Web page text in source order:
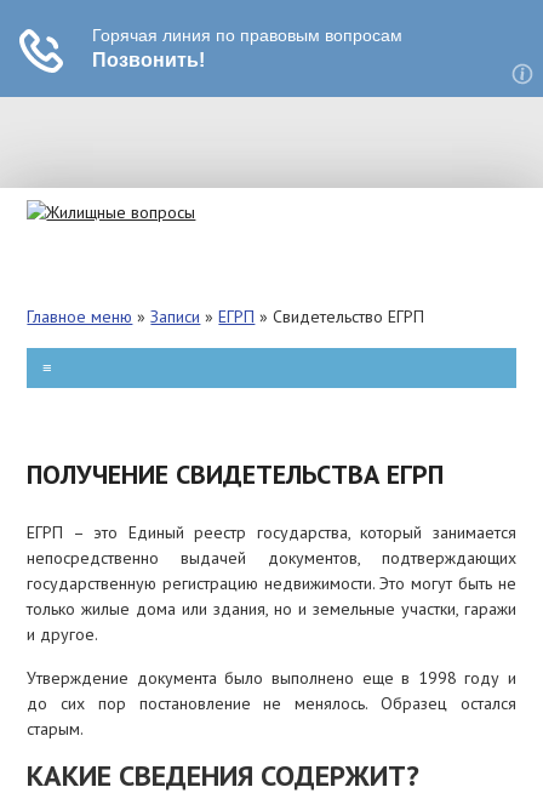
РЕКЛАМА
ПРИВАТИЗАЦИЯ
ИПОТЕКА
Главное меню »Записи »ЕГРП »Свидетельство ЕГРП
≡
ПОЛУЧЕНИЕ СВИДЕТЕЛЬСТВА ЕГРП
ЕГРП – это Единый реестр государства, который занимается
непосредственно выдачей документов, подтверждающих
государственную регистрацию недвижимости. Это могут быть не
только жилые дома или здания, но и земельные участки, гаражи
и другое.
Утверждение документа было выполнено еще в 1998 году и
до сих пор постановление не менялось. Образец остался
старым.
КАКИЕ СВЕДЕНИЯ СОДЕРЖИТ?